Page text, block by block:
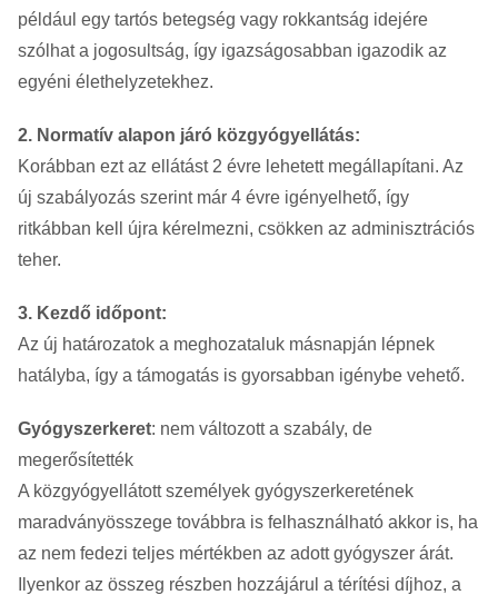
például egy tartós betegség vagy rokkantság idejére
szólhat a jogosultság, így igazságosabban igazodik az
egyéni élethelyzetekhez.
2. Normatív alapon járó közgyógyellátás:
Korábban ezt az ellátást 2 évre lehetett megállapítani. Az
új szabályozás szerint már 4 évre igényelhető, így
ritkábban kell újra kérelmezni, csökken az adminisztrációs
teher.
3. Kezdő időpont:
Az új határozatok a meghozataluk másnapján lépnek
hatályba, így a támogatás is gyorsabban igénybe vehető.
Gyógyszerkeret: nem változott a szabály, de
megerősítették
A közgyógyellátott személyek gyógyszerkeretének
maradványösszege továbbra is felhasználható akkor is, ha
az nem fedezi teljes mértékben az adott gyógyszer árát.
Ilyenkor az összeg részben hozzájárul a térítési díjhoz, a